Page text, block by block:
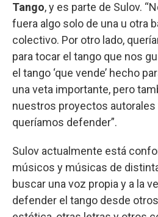
Tango, y es parte de Sulov.
fuera algo solo de una u otra
colectivo. Por otro lado,
para tocar el tango que nos
el tango ‘que vende’ hecho
una veta importante, pero
nuestros proyectos autorales
queríamos defender”.
Sulov actualmente está
músicos y músicas de
buscar una voz propia y a la
defender el tango desde